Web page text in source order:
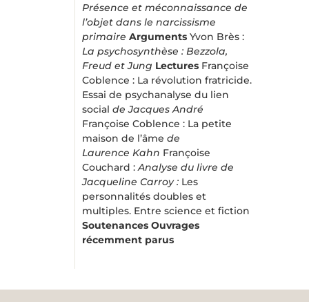
Présence et méconnaissance de
l’objet dans le narcissisme
primaire Arguments Yvon Brès :
La psychosynthèse : Bezzola,
Freud et Jung Lectures Françoise
Coblence : La révolution fratricide.
Essai de psychanalyse du lien
social de Jacques André
Françoise Coblence : La petite
maison de l’âme de
Laurence Kahn Françoise
Couchard :Analyse du livre de
Jacqueline Carroy : Les
personnalités doubles et
multiples. Entre science et fiction
Soutenances Ouvrages
récemment parus